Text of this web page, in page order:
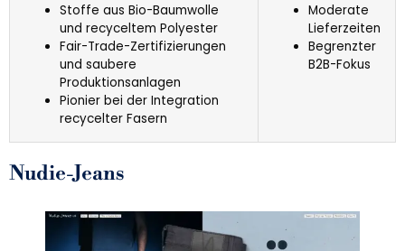
Stoffe aus Bio-Baumwolle
und recyceltem Polyester
Fair-Trade-Zertifizierungen
und saubere
Produktionsanlagen
Pionier bei der Integration
recycelter Fasern
Moderate
Lieferzeiten
Begrenzter
B2B-Fokus
Nudie-Jeans